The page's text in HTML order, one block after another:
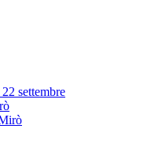
settembre